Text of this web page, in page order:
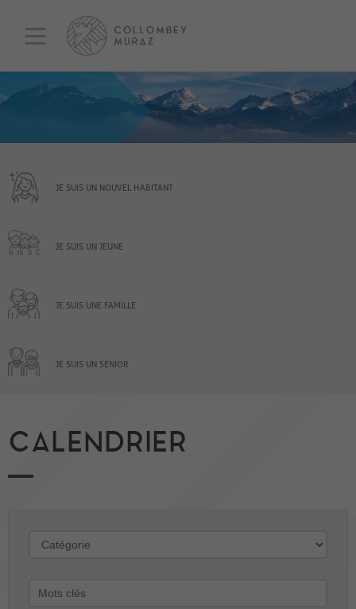
JE SUIS UN NOUVEL HABITANT
JE SUIS UN JEUNE
JE SUIS UNE FAMILLE
JE SUIS UN SENIOR
CALENDRIER